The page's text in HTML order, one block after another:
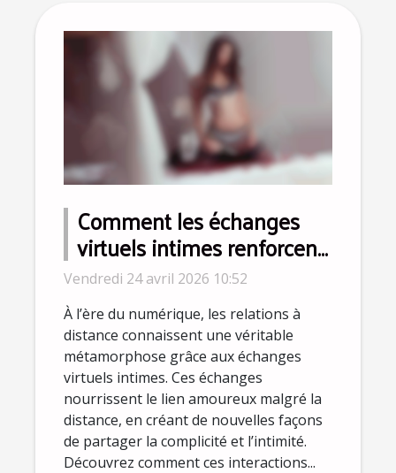
Comment les échanges
virtuels intimes renforcent-
ils les relations à distance ?
Vendredi 24 avril 2026 10:52
À l’ère du numérique, les relations à
distance connaissent une véritable
métamorphose grâce aux échanges
virtuels intimes. Ces échanges
nourrissent le lien amoureux malgré la
distance, en créant de nouvelles façons
de partager la complicité et l’intimité.
Découvrez comment ces interactions...